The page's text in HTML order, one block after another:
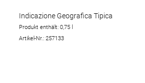
Indicazione Geografica Tipica
Produkt enthält: 0,75
Artikel-Nr.: 257133